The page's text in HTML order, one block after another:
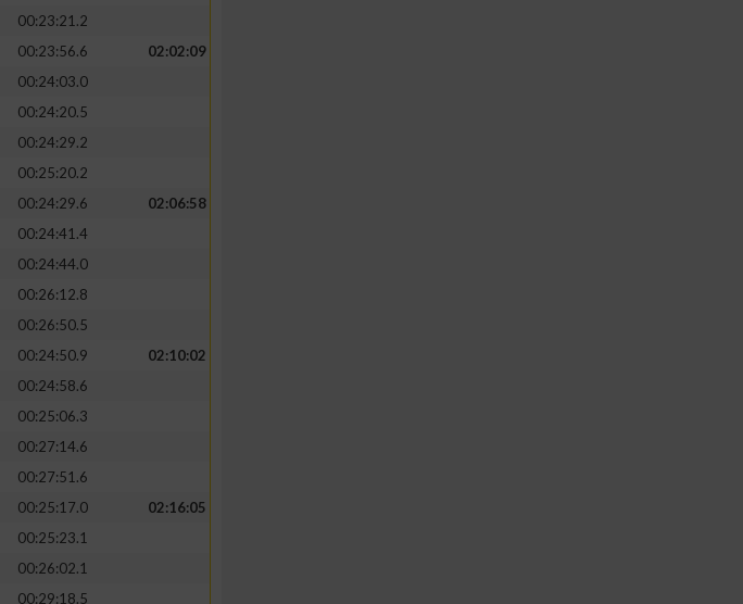
00:23:21.2
00:23:56.6
02:02:09
00:24:03.0
00:24:20.5
00:24:29.2
00:25:20.2
00:24:29.6
02:06:58
00:24:41.4
00:24:44.0
00:26:12.8
00:26:50.5
00:24:50.9
02:10:02
00:24:58.6
00:25:06.3
00:27:14.6
00:27:51.6
00:25:17.0
02:16:05
00:25:23.1
00:26:02.1
00:29:18.5